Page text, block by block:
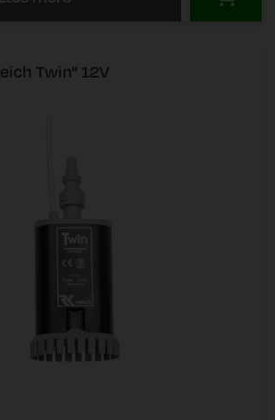
Twin" 12V